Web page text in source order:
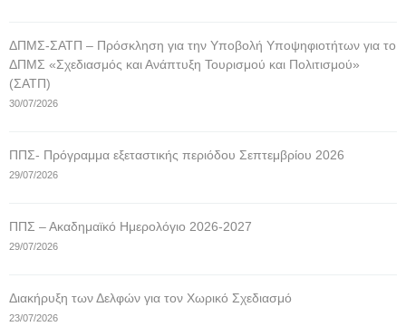
ΔΠΜΣ-ΣΑΤΠ – Πρόσκληση για την Υποβολή Υποψηφιοτήτων για το
ΔΠΜΣ «Σχεδιασμός και Ανάπτυξη Τουρισμού και Πολιτισμού»
(ΣΑΤΠ)
30/07/2026
ΠΠΣ- Πρόγραμμα εξεταστικής περιόδου Σεπτεμβρίου 2026
29/07/2026
ΠΠΣ – Ακαδημαϊκό Ημερολόγιο 2026-2027
29/07/2026
Διακήρυξη των Δελφών για τον Χωρικό Σχεδιασμό
23/07/2026